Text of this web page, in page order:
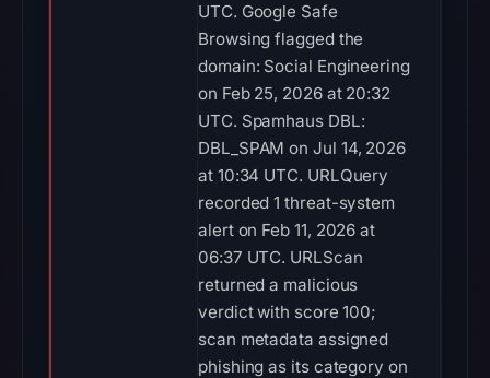
UTC. Google Safe
Browsing flagged the
domain: Social Engineering
on Feb 25, 2026 at 20:32
UTC. Spamhaus DBL:
DBL_SPAM on Jul 14, 2026
at 10:34 UTC. URLQuery
recorded 1 threat-system
alert on Feb 11, 2026 at
06:37 UTC. URLScan
returned a malicious
verdict with score 100;
scan metadata assigned
phishing as its category on